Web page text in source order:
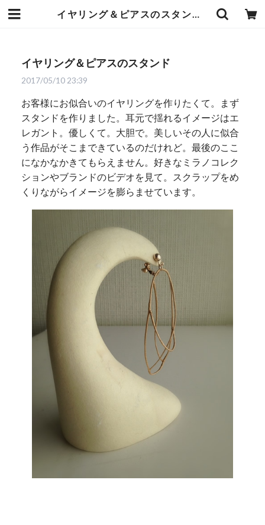
イヤリング＆ピアスのスタンド | 暮らしの中の和紙のかたち
イヤリング＆ピアスのスタンド
2017/05/10 23:39
お客様にお似合いのイヤリングを作りたくて。まず
スタンドを作りました。耳元で揺れるイメージはエ
レガント。優しくて。大胆で。美しいその人に似合
う作品がそこまできているのだけれど。最後のここ
になかなかきてもらえません。好きなミラノコレク
ションやブランドのビデオを見て。スクラップをめ
くりながらイメージを膨らませています。